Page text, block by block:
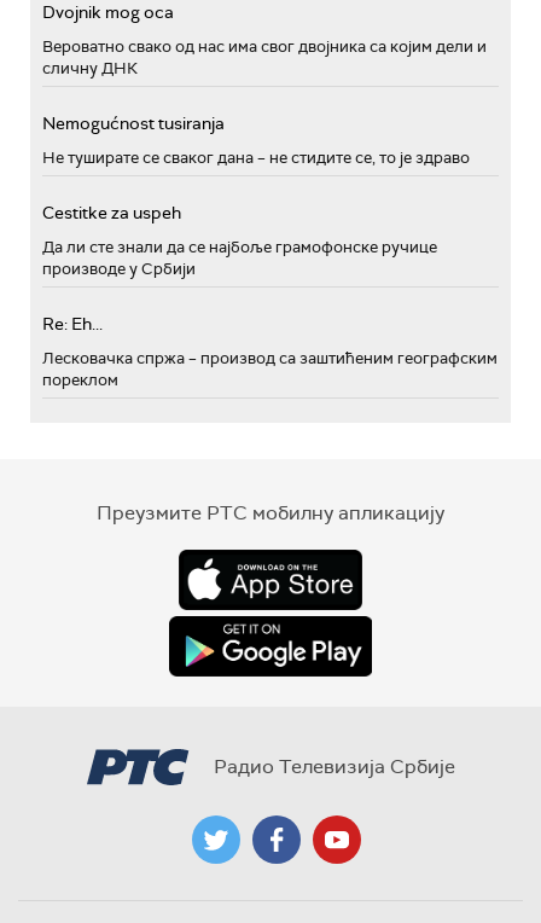
Dvojnik mog oca
Вероватно свако од нас има свог двојника са којим дели и
сличну ДНК
Nemogućnost tusiranja
Не туширате се сваког дана – не стидите се, то је здраво
Cestitke za uspeh
Да ли сте знали да се најбоље грамофонске ручице
производе у Србији
Re: Eh...
Лесковачка спржа – производ са заштићеним географским
пореклом
Преузмите РТС мобилну апликацију
Радио Телевизија Србије